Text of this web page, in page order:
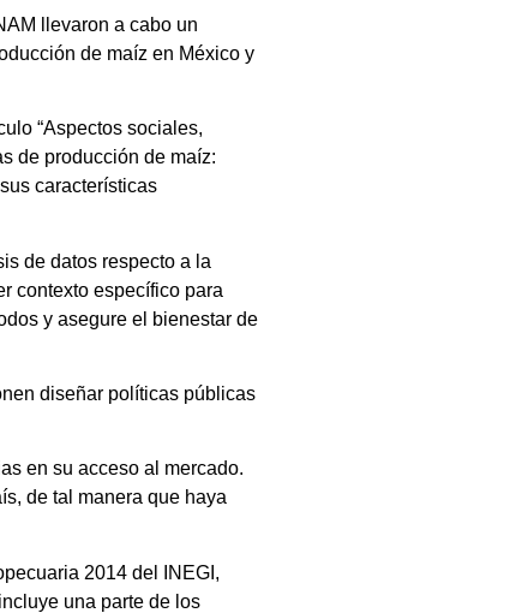
llevaron a cabo un
de maíz en México y
“Aspectos sociales,
de producción de maíz:
características
de datos respecto a la
contexto específico para
y asegure el bienestar de
diseñar políticas públicas
en su acceso al mercado.
de tal manera que haya
2014 del INEGI,
una parte de los